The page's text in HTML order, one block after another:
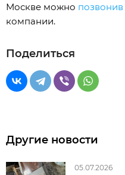
Москве можно позвонив
компании.
Поделиться
Другие новости
05.07.2026